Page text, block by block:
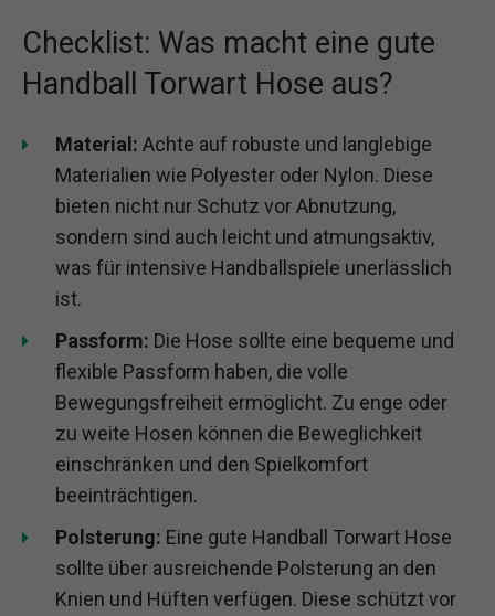
Checklist: Was macht eine gute
Handball Torwart Hose aus?
Material: Achte auf robuste und langlebige
Materialien wie Polyester oder Nylon. Diese
bieten nicht nur Schutz vor Abnutzung,
sondern sind auch leicht und atmungsaktiv,
was für intensive Handballspiele unerlässlich
ist.
Passform: Die Hose sollte eine bequeme und
flexible Passform haben, die volle
Bewegungsfreiheit ermöglicht. Zu enge oder
zu weite Hosen können die Beweglichkeit
einschränken und den Spielkomfort
beeinträchtigen.
Polsterung: Eine gute Handball Torwart Hose
sollte über ausreichende Polsterung an den
Knien und Hüften verfügen. Diese schützt vor